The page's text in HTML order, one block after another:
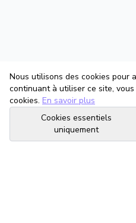
Nous utilisons des cookies pour
continuant à utiliser ce site,
cookies. En savoir plus
Cookies essentiels
uniquement